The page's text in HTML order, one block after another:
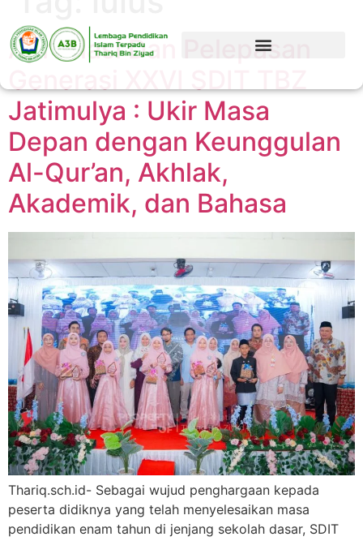
Apresiasi Dan Pelepasan
Jatimulya : Ukir Masa
Depan dengan Keunggulan
Al-Qur’an, Akhlak,
Akademik, dan Bahasa
Thariq.sch.id- Sebagai wujud penghargaan kepada
peserta didiknya yang telah menyelesaikan masa
pendidikan enam tahun di jenjang sekolah dasar, SDIT